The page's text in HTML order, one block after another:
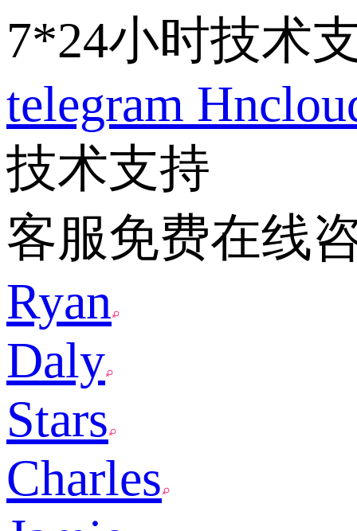
7*24小时技术
telegram
技术支持
客服免费在线
Ryan
Daly
Stars
Charles